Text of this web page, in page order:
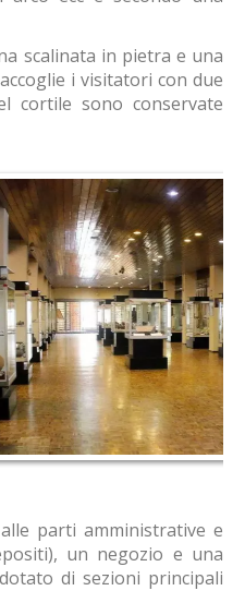
scalinata in pietra e una
i visitatori con due
cortile sono conservate
parti amministrative e
un negozio e una
di sezioni principali